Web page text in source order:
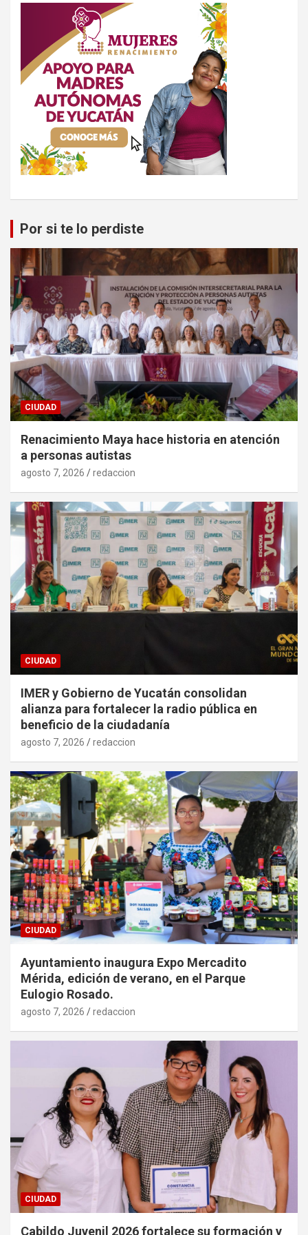
Por si te lo perdiste
CIUDAD
Renacimiento Maya hace historia en atención
a personas autistas
agosto 7, 2026 redaccion
CIUDAD
IMER y Gobierno de Yucatán consolidan
alianza para fortalecer la radio pública en
beneficio de la ciudadanía
agosto 7, 2026 redaccion
CIUDAD
Ayuntamiento inaugura Expo Mercadito
Mérida, edición de verano, en el Parque
Eulogio Rosado.
agosto 7, 2026 redaccion
CIUDAD
Cabildo Juvenil 2026 fortalece su formación y